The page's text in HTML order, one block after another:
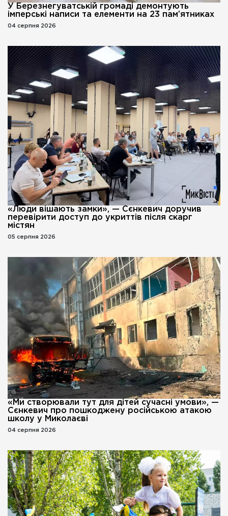
У Березнегуватській громаді демонтують
імперські написи та елементи на 23 пам’ятниках
04 серпня 2026
«Люди вішають замки», — Сєнкевич доручив
перевірити доступ до укриттів після скарг
містян
05 серпня 2026
«Ми створювали тут для дітей сучасні умови», —
Сєнкевич про пошкоджену російською атакою
школу у Миколаєві
04 серпня 2026